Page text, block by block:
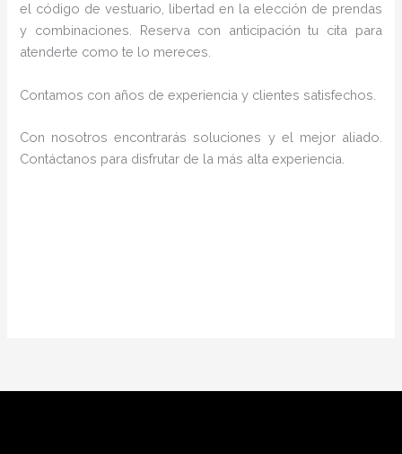
el código de vestuario, libertad en la elección de prendas
y combinaciones. Reserva con anticipación tu cita para
atenderte como te lo mereces.
Contamos con años de experiencia y clientes satisfechos.
Con nosotros encontrarás soluciones y el mejor aliado.
Contáctanos para disfrutar de la más alta experiencia.